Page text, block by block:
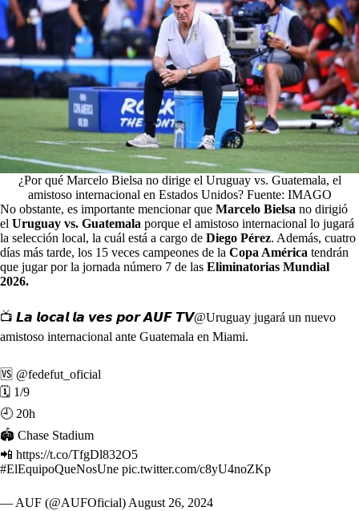
¿Por qué Marcelo Bielsa no dirige el Uruguay vs. Guatemala, el
amistoso internacional en Estados Unidos? Fuente: IMAGO
No obstante, es importante mencionar que Marcelo Bielsa no dirigió
el Uruguay vs. Guatemala porque el amistoso internacional lo jugará
la selección local, la cuál está a cargo de Diego Pérez. Además, cuatro
días más tarde, los 15 veces campeones de la Copa América tendrán
que jugar por la jornada número 7 de las Eliminatorias Mundial
2026.
📺 𝙇𝙖 𝙡𝙤𝙘𝙖𝙡 𝙡𝙖 𝙫𝙚𝙨 𝙥𝙤𝙧 𝘼𝙐𝙁 𝙏𝙑@Uruguay jugará un nuevo
amistoso internacional ante Guatemala en Miami.
🆚 @fedefut_oficial
🗓️ 1/9
🕘 20h
🏟️ Chase Stadium
📲 https://t.co/TfgDl832O5
#ElEquipoQueNosUne pic.twitter.com/c8yU4noZKp
— AUF (@AUFOficial)August 26, 2024